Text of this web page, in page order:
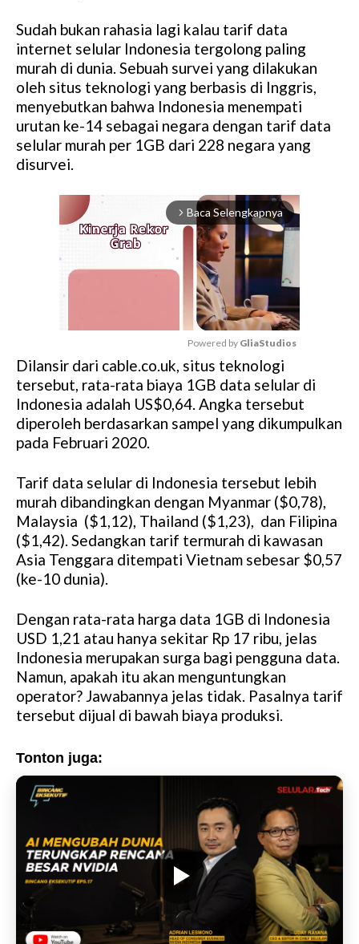
Sudah bukan rahasia lagi kalau tarif data
internet selular Indonesia tergolong paling
murah di dunia. Sebuah survei yang dilakukan
oleh situs teknologi yang berbasis di Inggris,
menyebutkan bahwa Indonesia menempati
urutan ke-14 sebagai negara dengan tarif data
selular murah per 1GB dari 228 negara yang
disurvei.
arrow_forward_ios Baca Selengkapnya
M
u
t
e
Powered by GliaStudios
Dilansir dari cable.co.uk, situs teknologi
tersebut, rata-rata biaya 1GB data selular di
Indonesia adalah US$0,64. Angka tersebut
diperoleh berdasarkan sampel yang dikumpulkan
pada Februari 2020.
Tarif data selular di Indonesia tersebut lebih
murah dibandingkan dengan Myanmar ($0,78),
Malaysia ($1,12), Thailand ($1,23), dan Filipina
($1,42). Sedangkan tarif termurah di kawasan
Asia Tenggara ditempati Vietnam sebesar $0,57
(ke-10 dunia).
Dengan rata-rata harga data 1GB di Indonesia
USD 1,21 atau hanya sekitar Rp 17 ribu, jelas
Indonesia merupakan surga bagi pengguna data.
Namun, apakah itu akan menguntungkan
operator? Jawabannya jelas tidak. Pasalnya tarif
tersebut dijual di bawah biaya produksi.
Tonton juga: